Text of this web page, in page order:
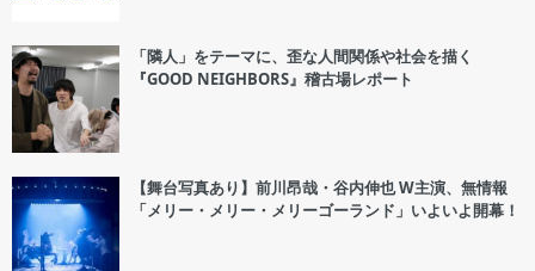
「隣人」をテーマに、歪な人間関係や社会を描く
『GOOD NEIGHBORS』稽古場レポート
【舞台写真あり】前川昂哉・谷内伸也 W主演、無情報
「メリー・メリー・メリーゴーランド」いよいよ開幕！